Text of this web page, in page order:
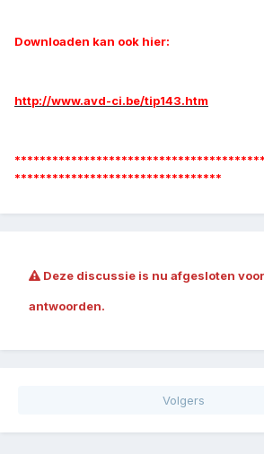
Downloaden kan ook hier:
http://www.avd-ci.be/tip143.htm
*********************************
Deze discussie is nu afgesloten
antwoorden.
Volgers